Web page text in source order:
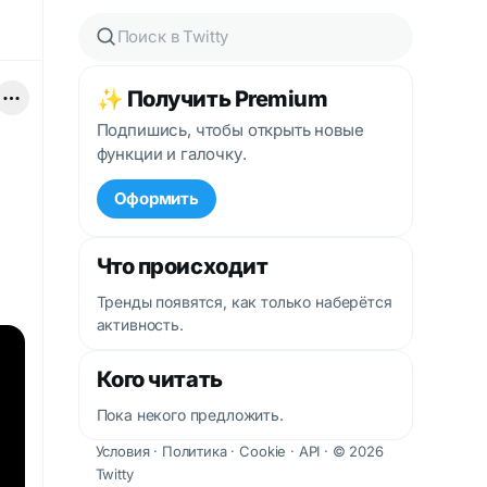
✨ Получить Premium
Подпишись, чтобы открыть новые
функции и галочку.
Оформить
Что происходит
Тренды появятся, как только наберётся
активность.
Кого читать
Пока некого предложить.
Условия· Политика·Cookie · API · © 2026
Twitty